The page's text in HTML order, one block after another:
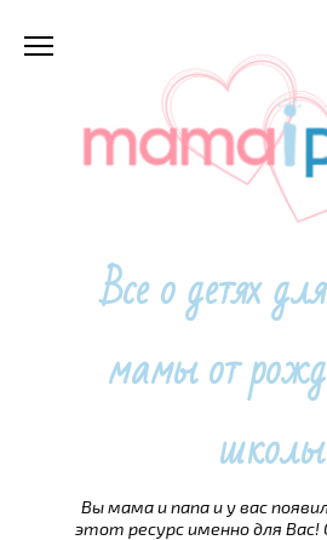
Все о детях
мамы от
школы
Вы мама и папа и у вас
этот ресурс именно для